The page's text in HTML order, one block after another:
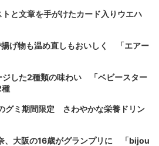
と文章を手がけたカード入りウエハ
げ物も温め直しもおいしく 「エアー
ジした2種類の味わい 「ベビースター
種
グミ期間限定 さわやかな栄養ドリン
、大阪の16歳がグランプリに 「bijou